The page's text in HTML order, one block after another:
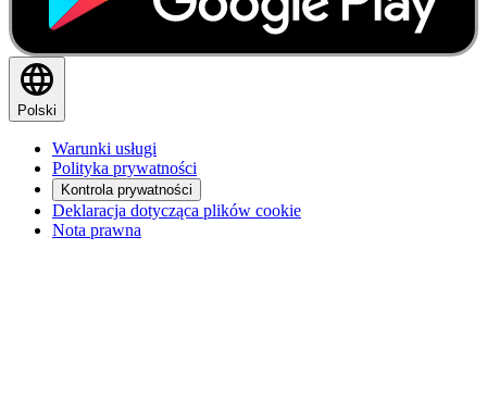
Polski
Warunki usługi
Polityka prywatności
Kontrola prywatności
Deklaracja dotycząca plików cookie
Nota prawna